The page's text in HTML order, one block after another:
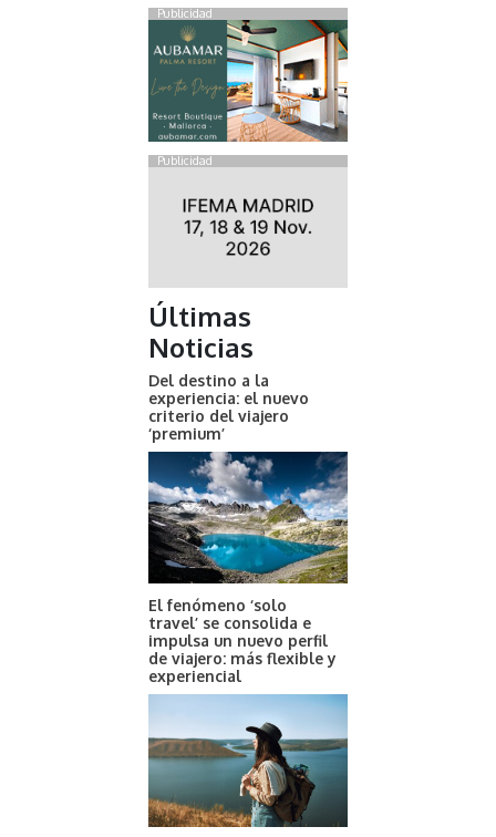
Publicidad
Publicidad
Últimas
Noticias
Del destino a la
experiencia: el nuevo
criterio del viajero
‘premium’
El fenómeno ‘solo
travel’ se consolida e
impulsa un nuevo perfil
de viajero: más flexible y
experiencial